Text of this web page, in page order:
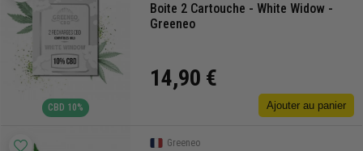
CBD 10%
Boite 2 Cartouche - White Widow -
Greeneo
14,90 €
Ajouter au panier
Greeneo